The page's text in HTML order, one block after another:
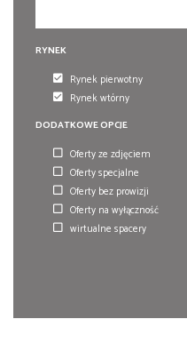
RYNEK
Rynek pierwotny
Rynek wtórny
DODATKOWE OPCJE
Oferty ze zdjęciem
Oferty specjalne
Oferty bez prowizji
Oferty na wyłączność
wirtualne spacery